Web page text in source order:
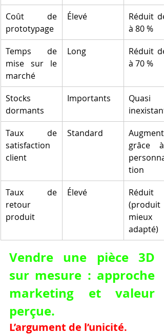
Coût de
prototypage
Élevé
Réduit
à 80 %
Temps de
mise sur le
marché
Long
Réduit
à 70 %
Stocks
dormants
Importants
Quasi
Taux de
satisfaction
client
Standard
Augmenté
grâce
tion
Taux de
retour
produit
Élevé
Réduit
(produit
mieux
adapté)
Vendre une pièce 3D
sur mesure : approche
marketing et valeur
perçue.
L’argument de l’unicité.